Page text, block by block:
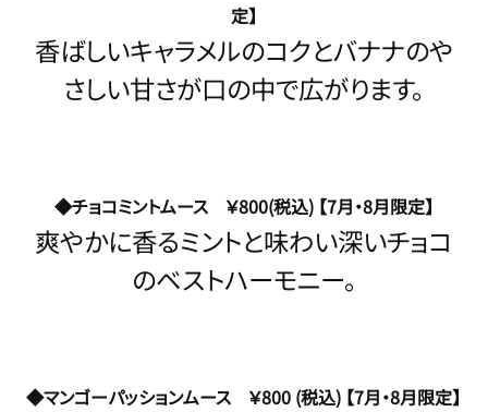
定】
香ばしいキャラメルのコクとバナナのや
さしい甘さが口の中で広がります。
◆チョコミントムース ￥800(税込) 【7月・8月限定】
爽やかに香るミントと味わい深いチョコ
のベストハーモニー。
◆マンゴーパッションムース ￥800 (税込) 【7月・8月限定】